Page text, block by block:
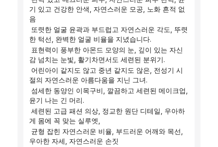
기 있고 건강한 안색, 자연스러운 모공, 노화 흔적 없
음
한 턱선, 완벽한 얼굴 비율을 지녔습니다.
감 넘치는 눈빛, 활기차면서도 세련된 분위기.
절의 자연스러운 아름다움을 지닌 그녀.
윤기 나는 긴 머리.
게 몸에 꼭 맞는 실루엣,
우아한 자세, 자연스러운 손짓